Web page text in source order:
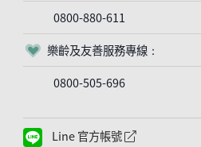
0800-880-611
客服符號
樂齡及友善服務專線：
0800-505-696
Line 官方帳號 外網連結符號